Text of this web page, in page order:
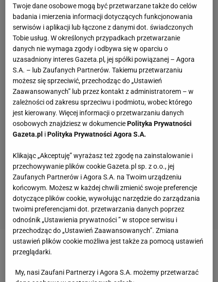
Zobacz wideo
Twoje dane osobowe mogą być przetwarzane także do celów
badania i mierzenia informacji dotyczących funkcjonowania
serwisów i aplikacji lub łączone z danymi dot. świadczonych
Tobie usług. W określonych przypadkach przetwarzanie
danych nie wymaga zgody i odbywa się w oparciu o
uzasadniony interes Gazeta.pl, jej spółki powiązanej – Agora
S.A. – lub Zaufanych Partnerów. Takiemu przetwarzaniu
możesz się sprzeciwić, przechodząc do „Ustawień
Zaawansowanych” lub przez kontakt z administratorem – w
zależności od zakresu sprzeciwu i podmiotu, wobec którego
jest kierowany. Więcej informacji o przetwarzaniu danych
osobowych znajdziesz w dokumenciePolityka Prywatności
Gazeta.pl iPolityka Prywatności Agora S.A.
Klikając „Akceptuję” wyrażasz też zgodę na zainstalowanie i
przechowywanie plików cookie Gazeta.pl sp. z o.o., jej
Zaufanych Partnerów i Agora S.A. na Twoim urządzeniu
końcowym. Możesz w każdej chwili zmienić swoje preferencje
dotyczące plików cookie, wywołując narzędzie do zarządzania
twoimi preferencjami dot. przetwarzania danych poprzez
odnośnik „Ustawienia prywatności ” w stopce serwisu i
przechodząc do „Ustawień Zaawansowanych”. Zmiana
ustawień plików cookie możliwa jest także za pomocą ustawień
przeglądarki.
My, nasi Zaufani Partnerzy i Agora S.A. możemy przetwarzać